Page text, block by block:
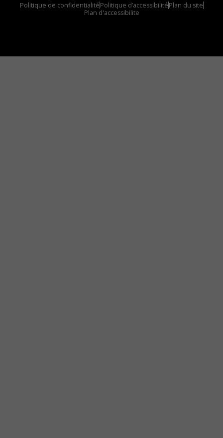
Politique de confidentialitéPolitique d’accessibilitéPlan du site
Plan d'accessibilite